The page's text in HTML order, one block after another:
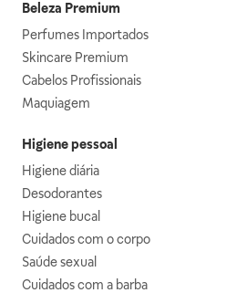
Beleza Premium
Perfumes Importados
Skincare Premium
Cabelos Profissionais
Maquiagem
Higiene pessoal
Higiene diária
Desodorantes
Higiene bucal
Cuidados com o corpo
Saúde sexual
Cuidados com a barba